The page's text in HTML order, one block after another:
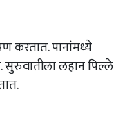
करतात. पानांमध्ये
सुरुवातीला लहान पिल्ले